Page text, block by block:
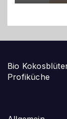
Bio
Profiküche